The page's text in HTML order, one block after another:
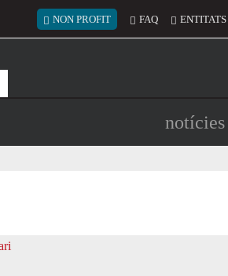
Menú del compte
NON PROFIT FAQ
notícies